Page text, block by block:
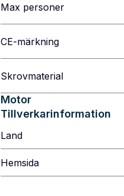
Max personer
CE-märkning
Skrovmaterial
Motor
Tillverkarinformation
Land
Hemsida